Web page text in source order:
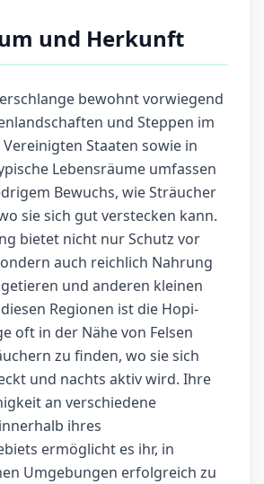
und Herkunft
bewohnt vorwiegend
und Steppen im
Staaten sowie in
Lebensräume umfassen
Bewuchs, wie Sträucher
sie sich gut verstecken kann.
bietet nicht nur Schutz vor
auch reichlich Nahrung
und anderen kleinen
Regionen ist die Hopi-
oft in der Nähe von Felsen
zu finden, wo sie sich
und nachts aktiv wird. Ihre
an verschiedene
ihres
ermöglicht es ihr, in
Umgebungen erfolgreich zu